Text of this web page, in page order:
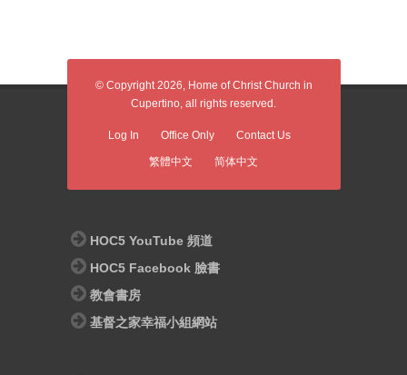
© Copyright 2026, Home of Christ Church in
Cupertino, all rights reserved.
Log In Office Only Contact Us
繁體中文 简体中文
HOC5 YouTube 頻道
HOC5 Facebook 臉書
教會書房
基督之家幸福小組網站